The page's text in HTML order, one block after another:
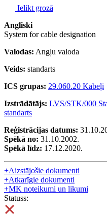
Ielikt grozā
Angliski
System for cable designation
Valodas: Angļu valoda
Veids: standarts
ICS grupas: 29.060.20 Kabeļi
Izstrādātājs: LVS/STK/000
standarts
Reģistrācijas datums:
Spēkā no: 31.10.2002.
Spēkā līdz: 17.12.2020.
+Aizstājošie dokumenti
+Atkarīgie dokumenti
+MK noteikumi un likumi
Statuss: